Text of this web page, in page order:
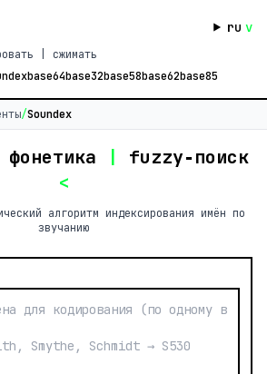
ru v
| сжимать
base64base32base58base62base85
/Soundex
фонетика |
fuzzy‑поиск
<
алгоритм индексирования имён по
звучанию